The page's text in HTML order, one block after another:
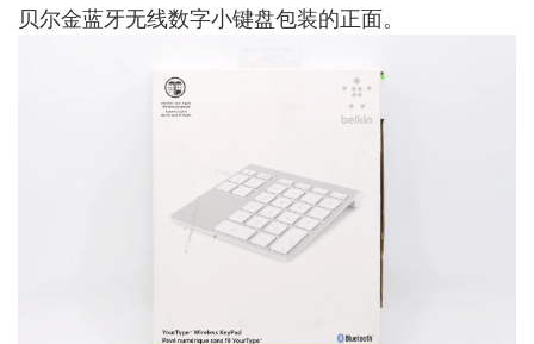
贝尔金蓝牙无线数字小键盘包装的正面。